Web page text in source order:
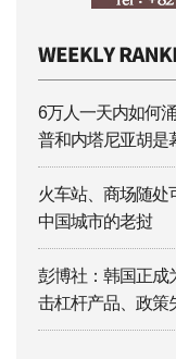
6万人一天内如何
普和内塔尼亚胡是
火车站、商场随
中国城市的老挝
彭博社：韩国正
击杠杆产品、政策